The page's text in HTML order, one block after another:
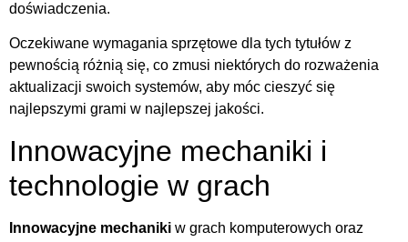
doświadczenia.
Oczekiwane wymagania sprzętowe dla tych tytułów z
pewnością różnią się, co zmusi niektórych do rozważenia
aktualizacji swoich systemów, aby móc cieszyć się
najlepszymi grami w najlepszej jakości.
Innowacyjne mechaniki i
technologie w grach
Innowacyjne mechaniki w grach komputerowych oraz